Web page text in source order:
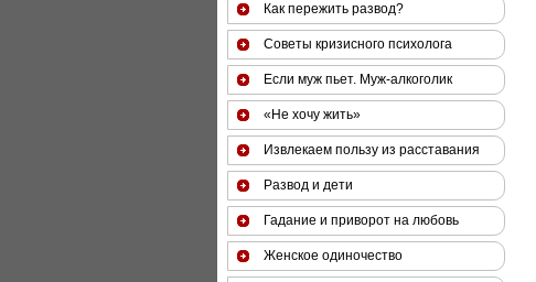
Как пережить развод?
Советы кризисного психолога
Если муж пьет. Муж-алкоголик
«Не хочу жить»
Извлекаем пользу из расставания
Развод и дети
Гадание и приворот на любовь
Женское одиночество